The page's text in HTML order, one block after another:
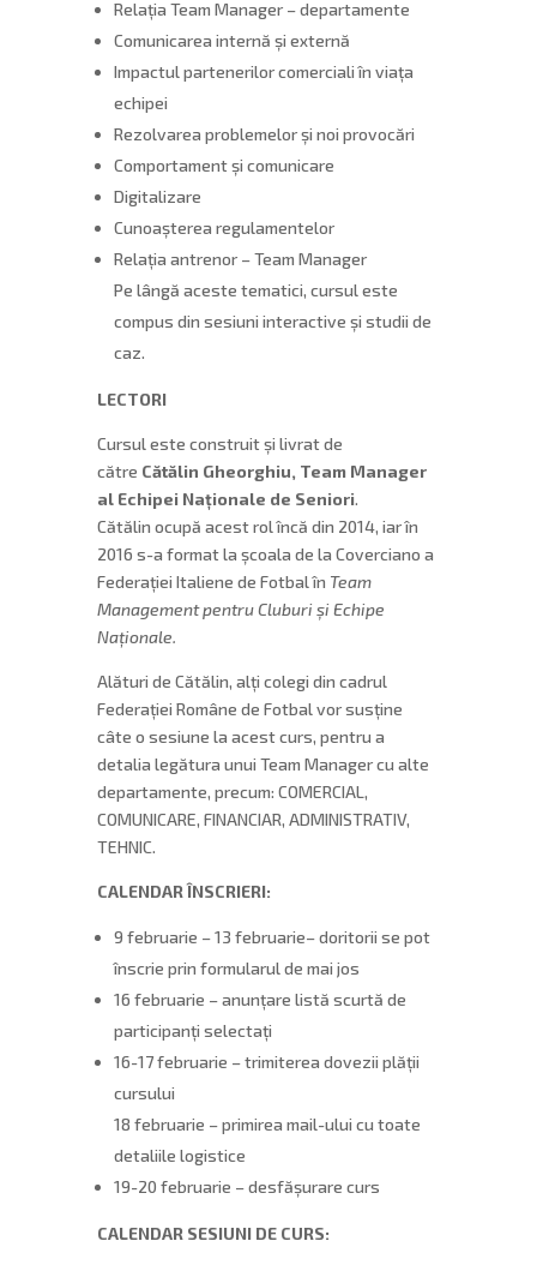
Relația Team Manager – departamente
Comunicarea internă și externă
Impactul partenerilor comerciali în viața
echipei
Rezolvarea problemelor și noi provocări
Comportament și comunicare
Digitalizare
Cunoașterea regulamentelor
Relația antrenor – Team Manager
Pe lângă aceste tematici, cursul este
compus din sesiuni interactive și studii de
caz.
LECTORI
Cursul este construit și livrat de
către Cătălin Gheorghiu, Team Manager
al Echipei Naționale de Seniori.
Cătălin ocupă acest rol încă din 2014, iar în
2016 s-a format la școala de la Coverciano a
Federației Italiene de Fotbal în Team
Management pentru Cluburi și Echipe
Naționale.
Alături de Cătălin, alți colegi din cadrul
Federației Române de Fotbal vor susține
câte o sesiune la acest curs, pentru a
detalia legătura unui Team Manager cu alte
departamente, precum: COMERCIAL,
COMUNICARE, FINANCIAR, ADMINISTRATIV,
TEHNIC.
CALENDAR ÎNSCRIERI:
9 februarie – 13 februarie– doritorii se pot
înscrie prin formularul de mai jos
16 februarie – anunțare listă scurtă de
participanți selectați
16-17 februarie – trimiterea dovezii plății
cursului
18 februarie – primirea mail-ului cu toate
detaliile logistice
19-20 februarie – desfășurare curs
CALENDAR SESIUNI DE CURS: